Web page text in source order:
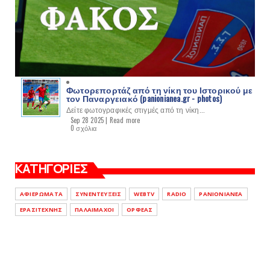
Φωτορεπορτάζ από τη νίκη του Ιστορικού με
τον Παναργειακό (panionianea.gr - photos)
Δείτε φωτογραφικές στιγμές από τη νίκη...
Sep 28 2025 | Read more
0 σχόλια
ΚΑΤΗΓΟΡΙΕΣ
ΑΦΙΕΡΩΜΑΤΑ ΣΥΝΕΝΤΕΥΞΕΙΣ WEBTV RADIO
PANIONIANEA
ΕΡΑΣΙΤΕΧΝΗΣ
ΠΑΛΑΙΜΑΧΟΙ ΟΡΦΕΑΣ